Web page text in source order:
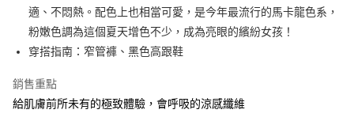
相關說明
【關於「AFTEE先享後付」】
AFTEE先享後付是「在收到商品之後才付款」的支付方式。 讓您購物簡單
便利好安心！
２．便利：只要手機號碼，簡訊認證，即可結帳。
３．安心：先確認商品／服務後，再付款。
ATM付款
宅配
適、不悶熱。配色上也相當可愛，是今年最流行的馬卡龍色系，
粉嫩色調為這個夏天增色不少，成為亮眼的繽紛女孩！
穿搭指南：窄管褲、黑色高跟鞋
銷售重點
給肌膚前所未有的極致體驗，會呼吸的涼感纖維